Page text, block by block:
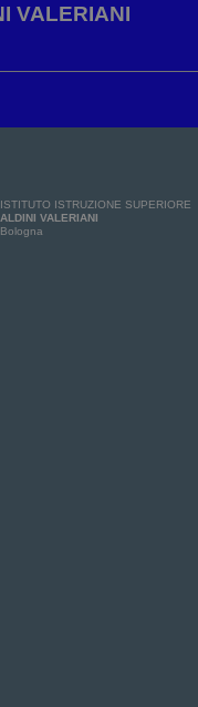
VALERIANI
ISTITUTO ISTRUZIONE SUPERIORE
ALDINI VALERIANI
Bologna